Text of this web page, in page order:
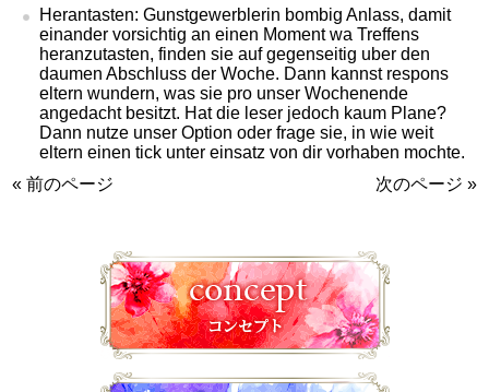
Herantasten: Gunstgewerblerin bombig Anlass, damit
einander vorsichtig an einen Moment wa Treffens
heranzutasten, finden sie auf gegenseitig uber den
daumen Abschluss der Woche. Dann kannst respons
eltern wundern, was sie pro unser Wochenende
angedacht besitzt. Hat die leser jedoch kaum Plane?
Dann nutze unser Option oder frage sie, in wie weit
eltern einen tick unter einsatz von dir vorhaben mochte.
« 前のページ
次のページ »